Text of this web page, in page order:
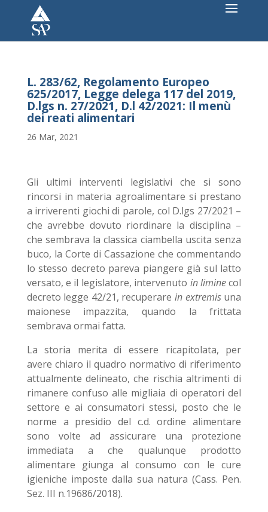
L. 283/62, Regolamento Europeo
625/2017, Legge delega 117 del 2019,
D.lgs n. 27/2021, D.l 42/2021: Il menù
dei reati alimentari
26 Mar, 2021
Gli ultimi interventi legislativi che si sono
rincorsi in materia agroalimentare si prestano
a irriverenti giochi di parole, col D.lgs 27/2021 –
che avrebbe dovuto riordinare la disciplina –
che sembrava la classica ciambella uscita senza
buco, la Corte di Cassazione che commentando
lo stesso decreto pareva piangere già sul latto
versato, e il legislatore, intervenuto in liminecol
decreto legge 42/21, recuperarein extremisuna
maionese impazzita, quando la frittata
sembrava ormai fatta.
La storia merita di essere ricapitolata, per
avere chiaro il quadro normativo di riferimento
attualmente delineato, che rischia altrimenti di
rimanere confuso alle migliaia di operatori del
settore e ai consumatori stessi, posto che le
norme a presidio del c.d. ordine alimentare
sono volte ad assicurare una protezione
immediata a che qualunque prodotto
alimentare giunga al consumo con le cure
igieniche imposte dalla sua natura (Cass. Pen.
Sez. III n.19686/2018).